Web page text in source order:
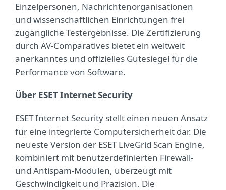
Einzelpersonen, Nachrichtenorganisationen
und wissenschaftlichen Einrichtungen frei
zugängliche Testergebnisse. Die Zertifizierung
durch AV-Comparatives bietet ein weltweit
anerkanntes und offizielles Gütesiegel für die
Performance von Software.
Über ESET Internet Security
ESET Internet Security stellt einen neuen Ansatz
für eine integrierte Computersicherheit dar. Die
neueste Version der ESET LiveGrid Scan Engine,
kombiniert mit benutzerdefinierten Firewall-
und Antispam-Modulen, überzeugt mit
Geschwindigkeit und Präzision. Die